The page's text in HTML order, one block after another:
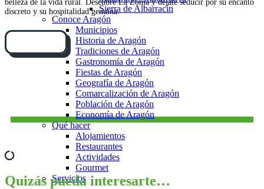
Sierra de Albarracín
Conoce Aragón
Municipios
Historia de Aragón
Tradiciones de Aragón
Gastronomía de Aragón
Fiestas de Aragón
Geografía de Aragón
Comarcalización de Aragón
Población de Aragón
Economía de Aragón
Qué hacer
Alojamientos
Restaurantes
Actividades
Gourmet
Servicios
belleza de la vida rural. Descubre La Zoma y déjate seducir por su encanto
discreto y su hospitalidad genuina.
Quizás pueda interesarte…